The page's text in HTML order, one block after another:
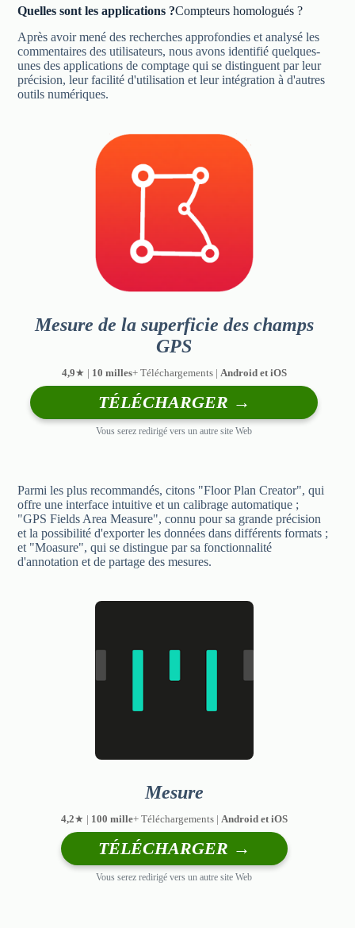
Quelles sont les applications ?Compteurs homologués ?
Après avoir mené des recherches approfondies et analysé les
commentaires des utilisateurs, nous avons identifié quelques-
unes des applications de comptage qui se distinguent par leur
précision, leur facilité d'utilisation et leur intégration à d'autres
outils numériques.
Mesure de la superficie des champs
GPS
4,9★ | 10 milles+ Téléchargements | Android et iOS
TÉLÉCHARGER →
Vous serez redirigé vers un autre site Web
Parmi les plus recommandés, citons "Floor Plan Creator", qui
offre une interface intuitive et un calibrage automatique ;
"GPS Fields Area Measure", connu pour sa grande précision
et la possibilité d'exporter les données dans différents formats ;
et "Moasure", qui se distingue par sa fonctionnalité
d'annotation et de partage des mesures.
Mesure
4,2★ | 100 mille+ Téléchargements | Android et iOS
TÉLÉCHARGER →
Vous serez redirigé vers un autre site Web